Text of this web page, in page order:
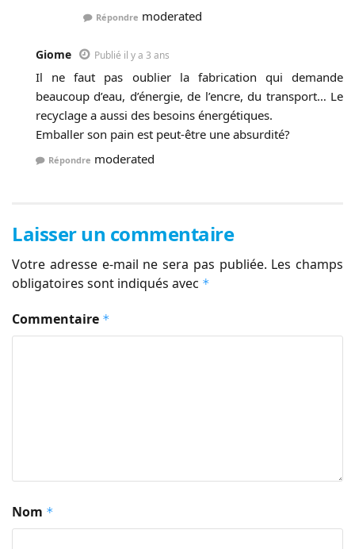
Répondre moderated
Giome Publié il y a 3 ans
Il ne faut pas oublier la fabrication qui demande
beaucoup d’eau, d’énergie, de l’encre, du transport… Le
recyclage a aussi des besoins énergétiques.
Emballer son pain est peut-être une absurdité?
Répondre moderated
Laisser un commentaire
Votre adresse e-mail ne sera pas publiée. Les champs
obligatoires sont indiqués avec *
Commentaire *
Nom *